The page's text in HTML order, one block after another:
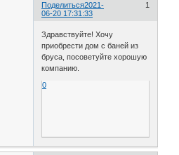
Поделиться 1
2021-
06-20 17:31:33
Здравствуйте! Хочу
приобрести дом с баней из
бруса, посоветуйте хорошую
компанию.
0